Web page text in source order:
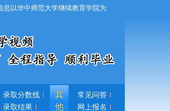
以华中师范大学继续教育学院为
录取分数线
录取结果
其
他
常见问答
网上报名